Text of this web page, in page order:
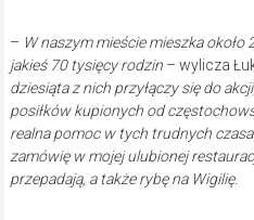
– W naszym mieście mieszka
jakieś 70 tysięcy rodzin– wylicza
dziesiąta z nich przyłączy się do
posiłków kupionych od
realna pomoc w tych trudnych
zamówię w mojej ulubionej
przepadają, a także rybę na Wigilię.